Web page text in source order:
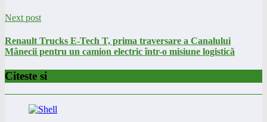
Next post
Renault Trucks E-Tech T, prima traversare a Canalului
Mânecii pentru un camion electric într-o misiune logistică
Citeste si